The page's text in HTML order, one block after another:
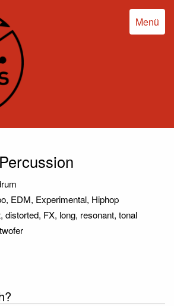
Menü
EDM, Experimental, Hiphop
distorted, FX, long, resonant, tonal